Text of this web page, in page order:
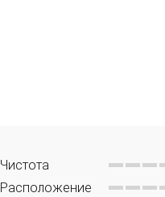
Чистота
Расположение